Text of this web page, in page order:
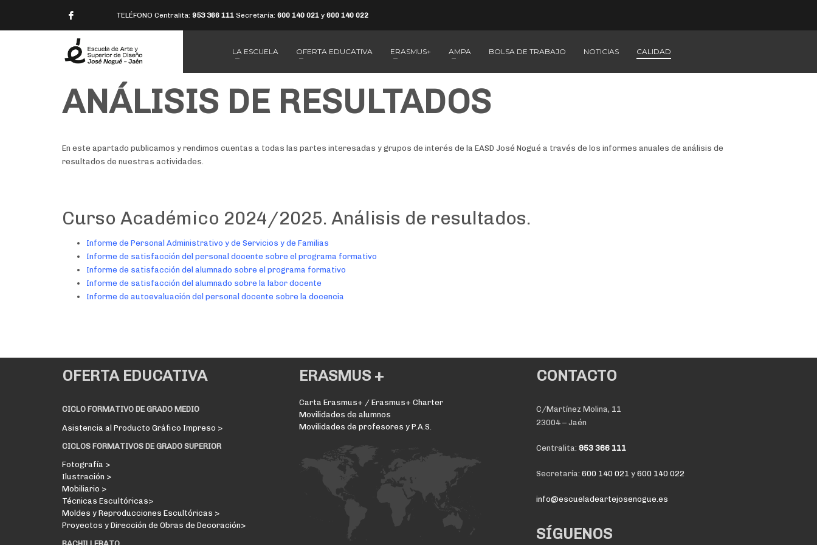
TELÉFONO Centralita: 953 366 111 Secretaría: 600 140 021 y 600 140 022
LA ESCUELA OFERTA EDUCATIVA ERASMUS+ AMPA BOLSA DE TRABAJO NOTICIAS CALIDAD
ANÁLISIS DE RESULTADOS
En este apartado publicamos y rendimos cuentas a todas las partes interesadas y grupos de interés de la EASD José Nogué a través de los informes anuales de análisis de
resultados de nuestras actividades.
Curso Académico 2024/2025. Análisis de resultados.
Informe de Personal Administrativo y de Servicios y de Familias
Informe de satisfacción del personal docente sobre el programa formativo
Informe de satisfacción del alumnado sobre el programa formativo
Informe de satisfacción del alumnado sobre la labor docente
Informe de autoevaluación del personal docente sobre la docencia
OFERTA EDUCATIVA
CICLO FORMATIVO DE GRADO MEDIO
Asistencia al Producto Gráfico Impreso >
CICLOS FORMATIVOS DE GRADO SUPERIOR
Fotografía >
Ilustración >
Mobiliario >
Técnicas Escultóricas>
Moldes y Reproducciones Escultóricas >
Proyectos y Dirección de Obras de Decoración>
ERASMUS +
Carta Erasmus+ / Erasmus+ Charter
Movilidades de alumnos
Movilidades de profesores y P.A.S.
CONTACTO
C/Martínez Molina, 11
23004 – Jaén
Centralita: 953 366 111
Secretaría: 600 140 021 y 600 140 022
info@escueladeartejosenogue.es
SÍGUENOS